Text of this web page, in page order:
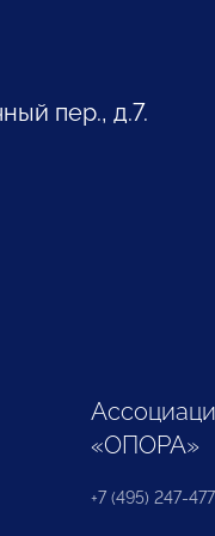
пер., д.7.
«ОПОРА»
+7 (495) 247-